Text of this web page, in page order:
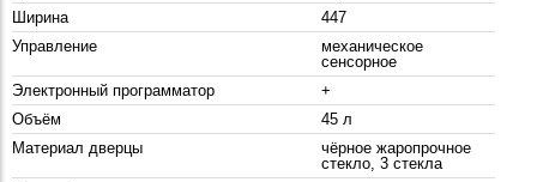
Ширина
447
Управление
механическое
сенсорное
Электронный программатор
+
Объём
45 л
Материал дверцы
чёрное жаропрочное
стекло, 3 стекла